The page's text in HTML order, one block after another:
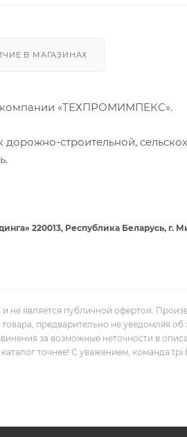
В МАГАЗИНАХ
компании «ТЕХПРОМИМПЕКС».
строительной,
220013, Республика Беларусь, г.
не является публичной офертой.
предварительно не уведомляя
за возможные неточности в
точнее! С уважением, команда